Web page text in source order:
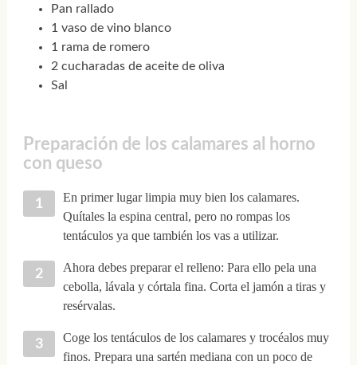
Pan rallado
1 vaso de vino blanco
1 rama de romero
2 cucharadas de aceite de oliva
Sal
Preparación de los calamares al horno
con queso
En primer lugar limpia muy bien los calamares.
Quítales la espina central, pero no rompas los
tentáculos ya que también los vas a utilizar.
Ahora debes preparar el relleno: Para ello pela una
cebolla, lávala y córtala fina. Corta el jamón a tiras y
resérvalas.
Coge los tentáculos de los calamares y trocéalos muy
finos. Prepara una sartén mediana con un poco de